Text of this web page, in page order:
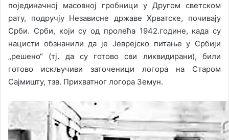
појединачној масовној гробници у Другом светском
рату, подручју Независне државе Хрватске, почивају
Срби. Срби, који су од пролећа 1942.године, када су
нацисти обзнанили да је Јеврејско питање у Србији
„решено“ (тј. да су готово сви ликвидирани), били
готово искључиви заточеници логора на Старом
Сајмишту, тзв. Прихватног логора Земун.